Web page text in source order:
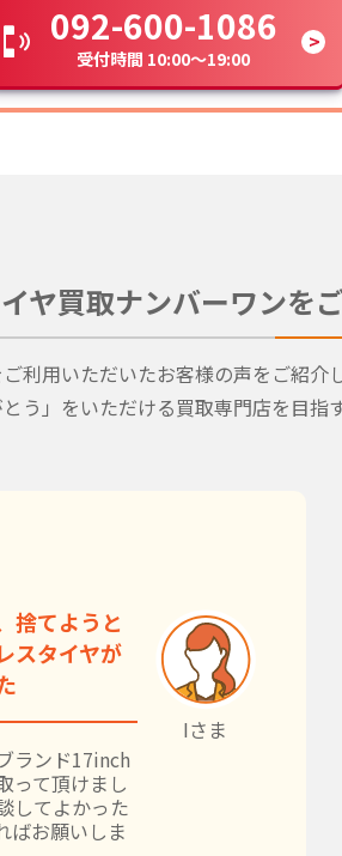
092-600-1086
受付時間 10:00～19:00
ヤ買取ナンバーワンを
利用いただいたお客様の声をご紹介
う」をいただける買取専門店を目
捨てようと
スタイヤが
ランド17inch
って頂けまし
してよかった
ばお願いしま
Iさま